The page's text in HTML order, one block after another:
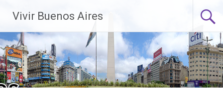
contenido
Vivir Buenos Aires